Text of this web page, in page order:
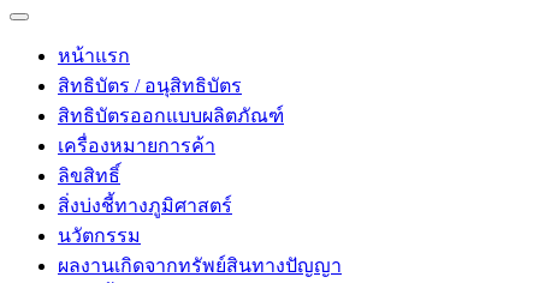
หน้าแรก
สิทธิบัตร / อนุสิทธิบัตร
สิทธิบัตรออกแบบผลิตภัณฑ์
เครื่องหมายการค้า
ลิขสิทธิ์
สิ่งบ่งชี้ทางภูมิศาสตร์
นวัตกรรม
ผลงานเกิดจากทรัพย์สินทางปัญญา